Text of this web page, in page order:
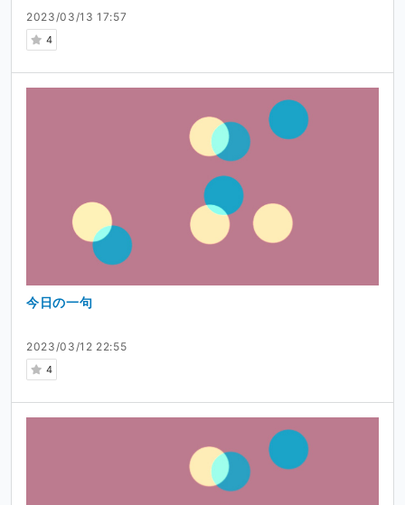
2023/03/13 17:57
4
2023/03/12 22:55
4
今日の一句